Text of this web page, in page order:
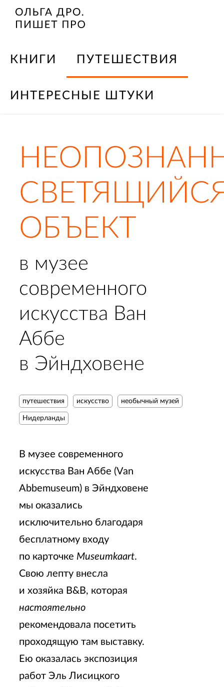
КНИГИ ПУТЕШЕСТВИЯ
ИНТЕРЕСНЫЕ ШТУКИ
ОБЪЕКТ
в музее
современного
искусства Ван
Аббе
в Эйндховене
путешествия искусство необычный музей
Нидерланды
В музее современного
искусства Ван Аббе (Van
Abbemuseum) в Эйндховене
мы оказались
исключительно благодаря
бесплатному входу
по карточке Museumkaart.
Свою лепту внесла
и хозяйка B&B, которая
настоятельно
рекомендовала посетить
проходящую там выставку.
Ею оказалась экспозиция
работ Эль Лисицкого